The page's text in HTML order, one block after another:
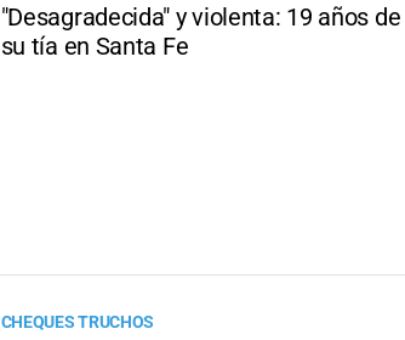
"Desagradecida" y violenta: 19 años
su tía en Santa Fe
CHEQUES TRUCHOS